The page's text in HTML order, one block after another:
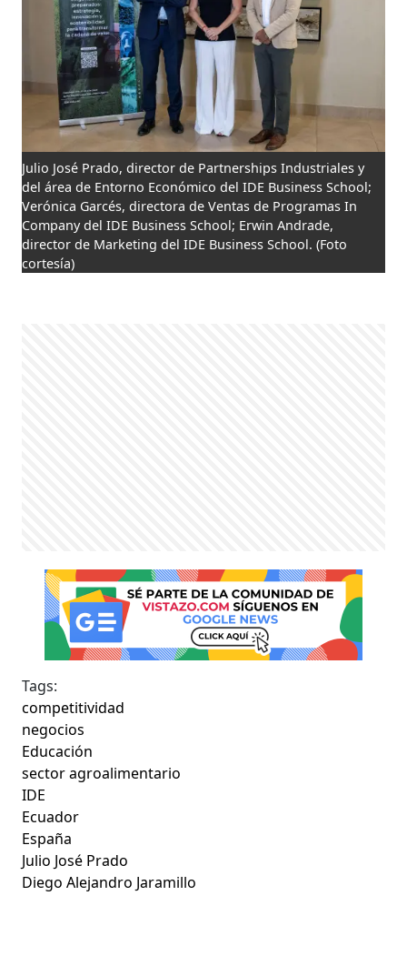
Julio José Prado, director de Partnerships Industriales y
del área de Entorno Económico del IDE Business School;
Verónica Garcés, directora de Ventas de Programas In
Company del IDE Business School; Erwin Andrade,
director de Marketing del IDE Business School.(Foto
cortesía)
Tags:
competitividad
negocios
Educación
sector agroalimentario
IDE
Ecuador
España
Julio José Prado
Diego Alejandro Jaramillo